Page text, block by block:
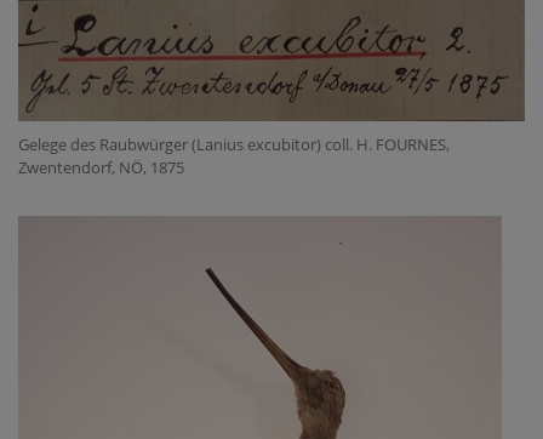
Gelege des Raubwürger (Lanius excubitor) coll. H. FOURNES,
Zwentendorf, NÖ, 1875